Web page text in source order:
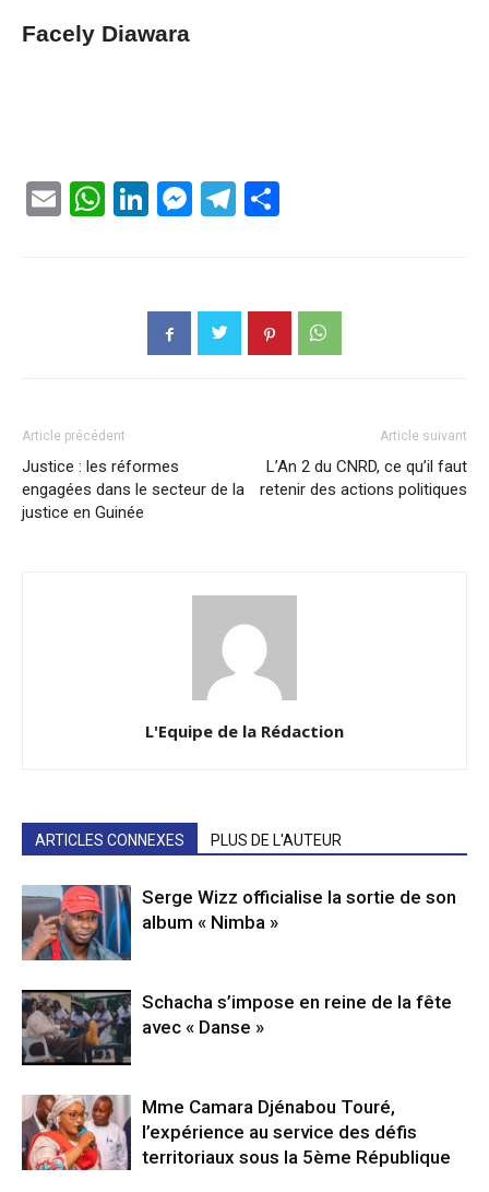
Facely Diawara
EmailWhatsApp
LinkedIn
Messenger
Telegram
Article précédent
Justice : les réformes
engagées dans le secteur de la
justice en Guinée
Article suivant
L’An 2 du CNRD, ce qu’il faut
retenir des actions politiques
L'Equipe de la Rédaction
ARTICLES CONNEXES PLUS DE L'AUTEUR
Serge Wizz officialise la sortie de son
album « Nimba »
Schacha s’impose en reine de la fête
avec « Danse »
Mme Camara Djénabou Touré,
l’expérience au service des défis
territoriaux sous la 5ème République